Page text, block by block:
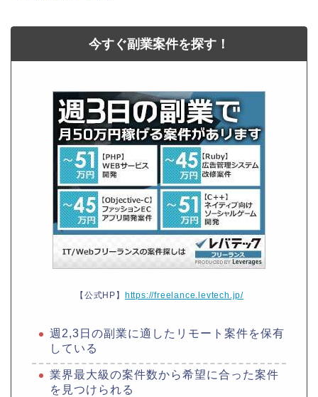
今すぐ副業案件を探す！
【公式HP】 https://freelance.levtech.jp/
週2,3日の副業に適したリモート案件を保有
している
業界最大級の案件数から希望に合った案件
を見つけられる